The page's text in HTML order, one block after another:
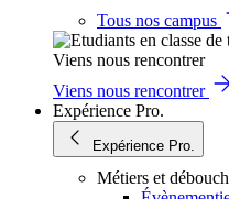
Tous nos campus
Viens nous rencontrer
Viens nous rencontrer
Expérience Pro.
Expérience Pro.
Métiers et